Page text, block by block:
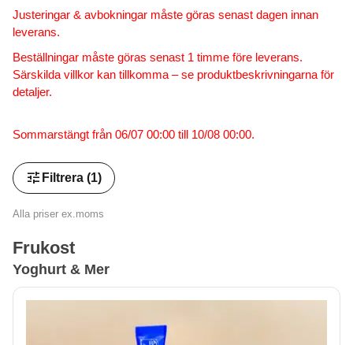
Justeringar & avbokningar måste göras senast dagen innan
leverans.
Beställningar måste göras senast 1 timme före leverans.
Särskilda villkor kan tillkomma – se produktbeskrivningarna för
detaljer.
Sommarstängt från 06/07 00:00 till 10/08 00:00.
tune Filtrera (1)
Alla priser ex.moms
Frukost
Yoghurt & Mer